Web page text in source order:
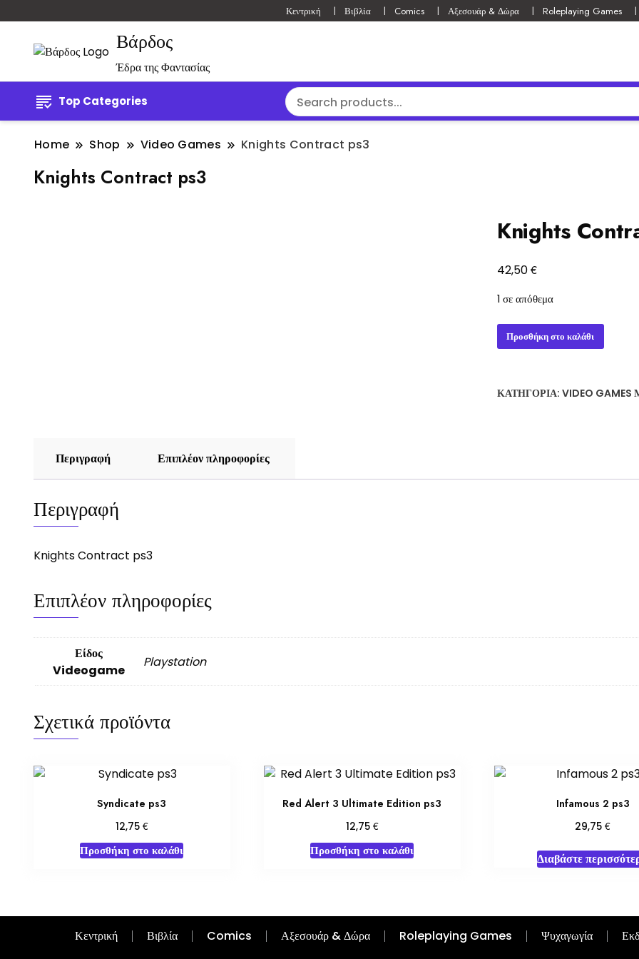
Κεντρική Βιβλία Comics Αξεσουάρ & Δώρα Roleplaying Games
Βάρδος
Έδρα της Φαντασίας
Top Categories
Home Shop Video Games Knights Contract ps3
Knights Contract ps3
Knights
42,50€
1 σε απόθεμα
Knights
Contract
Προσθήκη στο καλάθι
ΚΑΤΗΓΟΡΊΑ: VIDEO GAMES
Περιγραφή Επιπλέον πληροφορίες
Περιγραφή
Knights Contract ps3
Επιπλέον πληροφορίες
Είδος
Videogame
Playstation
Σχετικά προϊόντα
Syndicate ps3
12,75 €
Προσθήκη στο καλάθι
Red Alert 3 Ultimate Edition ps3
12,75 €
Προσθήκη στο καλάθι
Infamous 2 ps3
29,75€
Διαβάστε
Κεντρική Βιβλία Comics Αξεσουάρ & Δώρα Roleplaying Games Ψυχαγωγία